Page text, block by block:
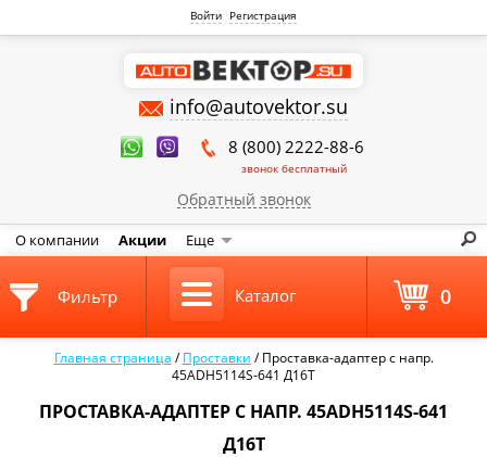
Войти Регистрация
info@autovektor.su
8 (800) 2222-88-6
звонок бесплатный
Обратный звонок
О компании Акции Еще
Главная страница /Проставки /Проставка-адаптер с напр.
45ADH5114S-641 Д16Т
ПРОСТАВКА-АДАПТЕР С НАПР. 45ADH5114S-641
Д16Т
Фильтр Каталог 0